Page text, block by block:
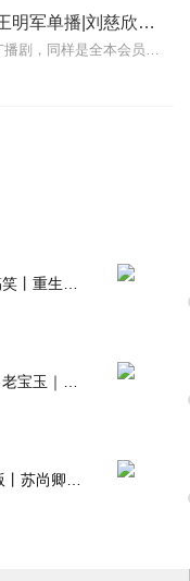
三体|有声书全本无删减|王明军单播|刘慈欣原著
点击听729献声精制《三体》广播剧，同样是全本会员免费畅听，快来感受声音大戏的魅力！【购买须知】1、本作品部分集数为免费试听。2、版权归原作者所有，严禁翻录成任...